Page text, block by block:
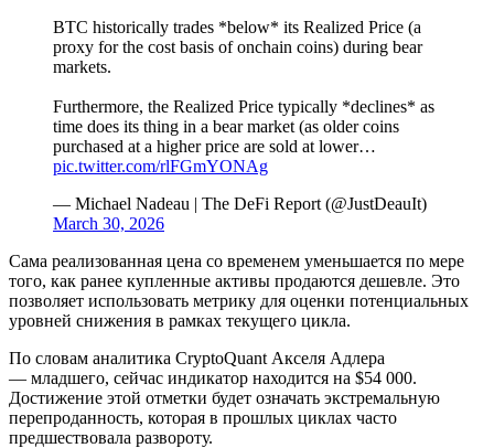
BTC historically trades *below* its Realized Price (a
proxy for the cost basis of onchain coins) during bear
markets.
Furthermore, the Realized Price typically *declines* as
time does its thing in a bear market (as older coins
purchased at a higher price are sold at lower…
pic.twitter.com/rlFGmYONAg
— Michael Nadeau | The DeFi Report (@JustDeauIt)
March 30, 2026
Сама реализованная цена со временем уменьшается по мере
того, как ранее купленные активы продаются дешевле. Это
позволяет использовать метрику для оценки потенциальных
уровней снижения в рамках текущего цикла.
По словам аналитика CryptoQuant Акселя Адлера
— младшего, сейчас индикатор находится на $54 000.
Достижение этой отметки будет означать экстремальную
перепроданность, которая в прошлых циклах часто
предшествовала развороту.